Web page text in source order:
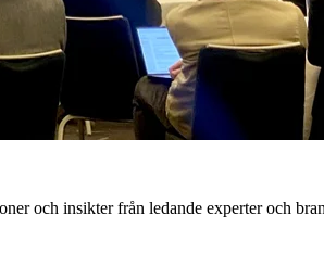
och insikter från ledande experter och